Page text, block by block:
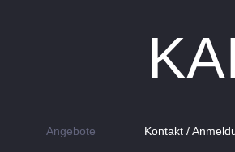
Angebote Kontakt /